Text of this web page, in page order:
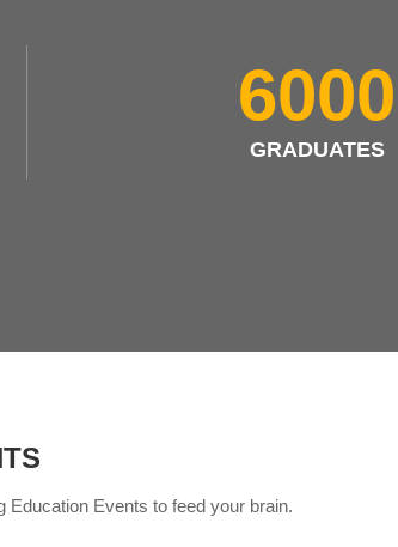
6000
GRADUATES
Education Events to feed your brain.